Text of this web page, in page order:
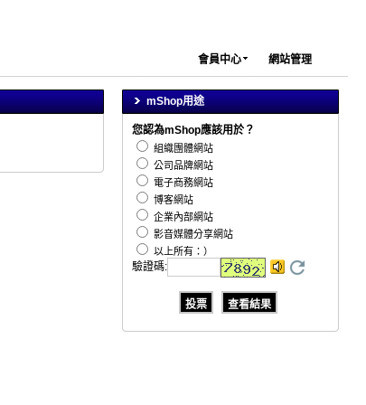
會員中心 網站管理
mShop用途
您認為mShop應該用於？
組織團體網站
公司品牌網站
電子商務網站
博客網站
企業內部網站
影音媒體分享網站
以上所有：）
驗證碼: